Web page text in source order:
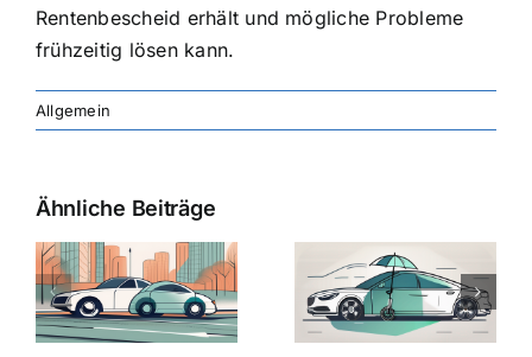
Rentenbescheid erhält und mögliche Probleme
frühzeitig lösen kann.
Allgemein
Ähnliche Beiträge